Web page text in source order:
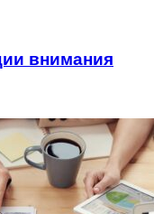
внимания